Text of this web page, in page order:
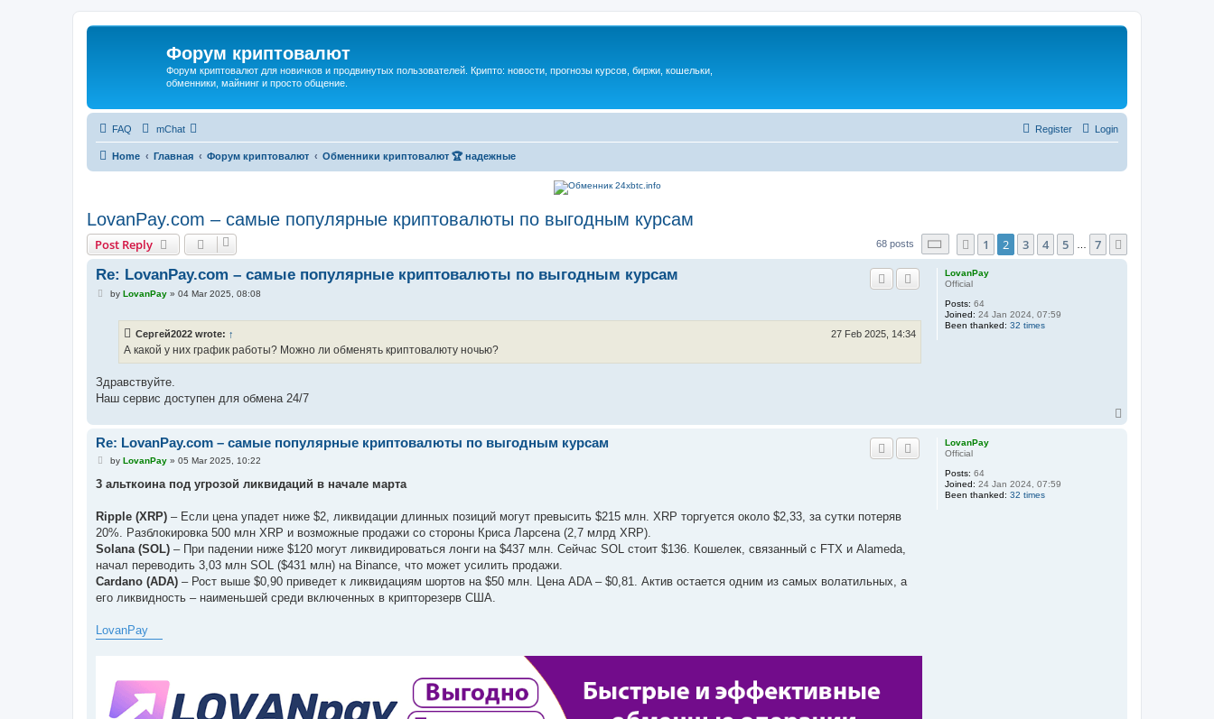
Форум криптовалют
Форум криптовалют для новичков и продвинутых пользователей. Крипто: новости, прогнозы курсов, биржи, кошельки,
обменники, майнинг и просто общение.
FAQ mChat Login
Register
Home Главная Форум криптовалют Обменники криптовалют 🏆 надежные
LovanPay.com – самые популярные криптовалюты по выгодным курсам
Post Reply 68 posts Page of 7
Previous
1 2 3 4 5 7
LovanPay
Official
Posts: 64
Joined: 24 Jan 2024, 07:59
Been thanked: 32 times
Re: LovanPay.com – самые популярные криптовалюты по выгодным курсам
Pby LovanPay» 04 Mar 2025, 08:08
Сергей2022 wrote: ↑ 27 Feb 2025, 14:34
А какой у них график работы? Можно ли обменять криптовалюту ночью?
Здравствуйте.
Наш сервис доступен для обмена 24/7
LovanPay
Official
Posts: 64
Joined: 24 Jan 2024, 07:59
Been thanked: 32 times
Re: LovanPay.com – самые популярные криптовалюты по выгодным курсам
P
s
by LovanPay» 05 Mar 2025, 10:22
3 альткоина под угрозой ликвидаций в начале марта
Ripple (XRP) – Если цена упадет ниже $2, ликвидации длинных позиций могут превысить $215 млн. XRP торгуется около $2,33, за сутки потеряв
20%. Разблокировка 500 млн XRP и возможные продажи со стороны Криса Ларсена (2,7 млрд XRP).
Solana (SOL) – При падении ниже $120 могут ликвидироваться лонги на $437 млн. Сейчас SOL стоит $136. Кошелек, связанный с FTX и Alameda,
начал переводить 3,03 млн SOL ($431 млн) на Binance, что может усилить продажи.
Cardano (ADA) – Рост выше $0,90 приведет к ликвидациям шортов на $50 млн. Цена ADA – $0,81. Актив остается одним из самых волатильных, а
его ликвидность – наименьшей среди включенных в крипторезерв США.
LovanPay